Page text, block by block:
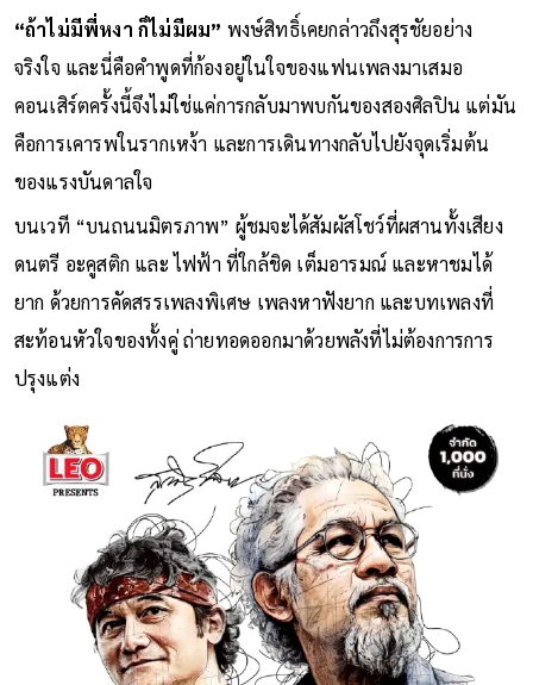
“ถ้าไม่มีพี่หงา ก็ไม่มีผม” พงษ์สิทธิ์เคยกล่าวถึงสุรชัยอย่าง
จริงใจ และนี่คือคำพูดที่ก้องอยู่ในใจของแฟนเพลงมาเสมอ
คอนเสิร์ตครั้งนี้จึงไม่ใช่แค่การกลับมาพบกันของสองศิลปิน แต่มัน
คือการเคารพในรากเหง้า และการเดินทางกลับไปยังจุดเริ่มต้น
ของแรงบันดาลใจ
บนเวที “บนถนนมิตรภาพ” ผู้ชมจะได้สัมผัสโชว์ที่ผสานทั้งเสียง
ดนตรี อะคูสติก และ ไฟฟ้า ที่ใกล้ชิด เต็มอารมณ์ และหาชมได้
ยาก ด้วยการคัดสรรเพลงพิเศษ เพลงหาฟังยาก และบทเพลงที่
สะท้อนหัวใจของทั้งคู่ ถ่ายทอดออกมาด้วยพลังที่ไม่ต้องการการ
ปรุงแต่ง